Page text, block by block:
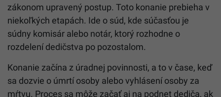
zákonom upravený postup. Toto konanie prebieha v
niekoľkých etapách. Ide o súd, kde súčasťou je
súdny komisár alebo notár, ktorý rozhodne o
rozdelení dedičstva po pozostalom.
Konanie začína z úradnej povinnosti, a to v čase, keď
sa dozvie o úmrtí osoby alebo vyhlásení osoby za
mŕtvu. Proces sa môže začať aj na podnet dediča, ak